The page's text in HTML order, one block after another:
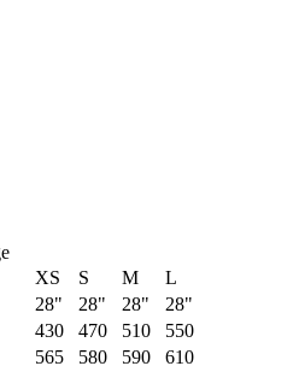
XS S M
L
28" 28" 28"
28"
430 470 510
550
565 580 590
610